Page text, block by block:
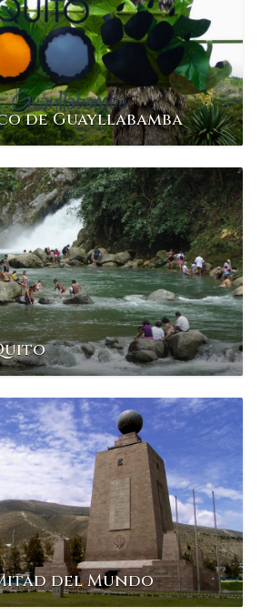
de Guayllabamba
del Mundo